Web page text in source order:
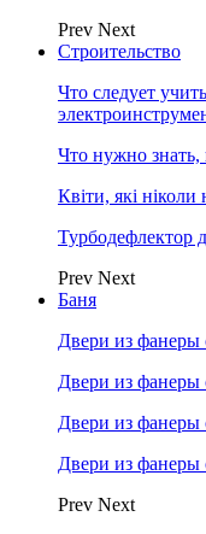
Prev Next
Строительство
Что следует
Что нужно знать,
Квіти, які ніколи
Турбодефлектор
Prev Next
Баня
Двери из фанеры
Двери из фанеры
Двери из фанеры
Двери из фанеры
Prev Next